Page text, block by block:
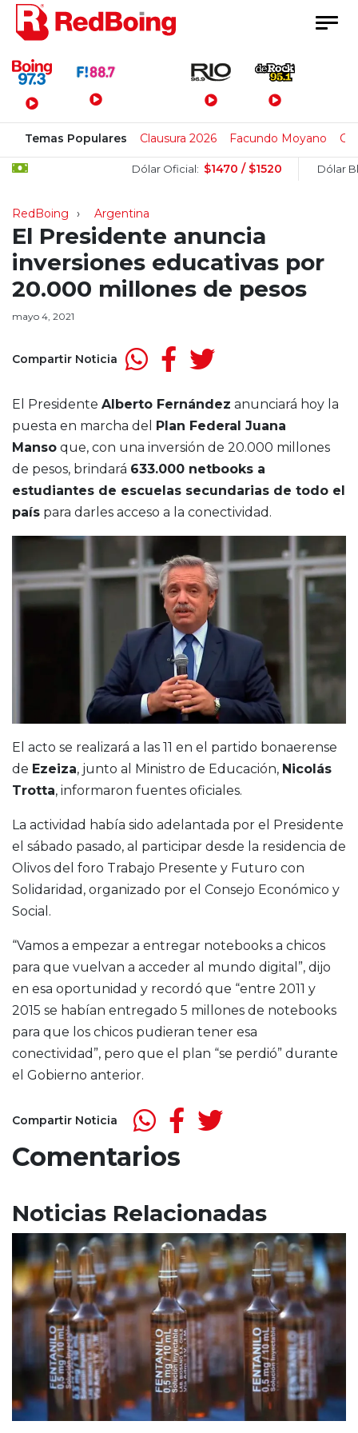
Menú Principal
Temas Populares Clausura 2026 Facundo Moyano
Dólar Oficial: $1470 / $1520 Dólar Blue:
RedBoing Argentina
El Presidente anuncia
inversiones educativas por
20.000 millones de pesos
mayo 4, 2021
Compartir Noticia
El Presidente Alberto Fernández anunciará hoy la
puesta en marcha del
Plan Federal Juana
Manso que, con una inversión de 20.000 millones
de pesos, brindará 633.000 netbooks a
estudiantes de escuelas secundarias de todo el
país para darles acceso a la conectividad.
El acto se realizará a las 11 en el partido bonaerense
de Ezeiza, junto al Ministro de Educación, Nicolás
Trotta, informaron fuentes oficiales.
La actividad había sido adelantada por el Presidente
el sábado pasado, al participar desde la residencia de
Olivos del foro Trabajo Presente y Futuro con
Solidaridad, organizado por el Consejo Económico y
Social.
“Vamos a empezar a entregar notebooks a chicos
para que vuelvan a acceder al mundo digital”, dijo
en esa oportunidad y recordó que “entre 2011 y
2015 se habían entregado 5 millones de notebooks
para que los chicos pudieran tener esa
conectividad”, pero que el plan “se perdió” durante
el Gobierno anterior.
Compartir Noticia
Comentarios
Noticias Relacionadas